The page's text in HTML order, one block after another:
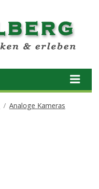
Analoge Kameras